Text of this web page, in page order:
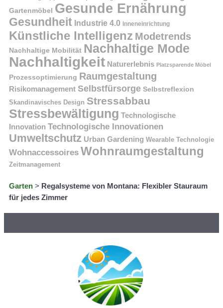
Gartenmöbel Gesunde Ernährung
Gesundheit Industrie 4.0 Inneneinrichtung
Künstliche Intelligenz Modetrends
Nachhaltige Mobilität Nachhaltige Mode
Nachhaltigkeit Naturerlebnis Platzsparende Möbel
Prozessoptimierung Raumgestaltung
Risikomanagement Selbstfürsorge Selbstreflexion
Skandinavisches Design Stressabbau
Stressbewältigung Technologische
Innovation Technologische Innovationen
Umweltschutz Urban Gardening Wearable Technologie
Wohnaccessoires Wohnraumgestaltung
Zeitmanagement
Garten > Regalsysteme von Montana: Flexibler Stauraum
für jedes Zimmer